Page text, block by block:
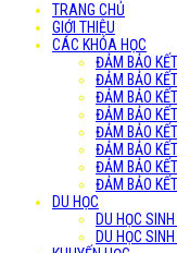
TRANG CHỦ
GIỚI THIỆU
CÁC KHÓA HỌC
ĐẢM BẢO
ĐẢM BẢO
ĐẢM BẢO
ĐẢM BẢO
ĐẢM BẢO
ĐẢM BẢO
ĐẢM BẢO
ĐẢM BẢO
DU HỌC
DU HỌC
DU HỌC